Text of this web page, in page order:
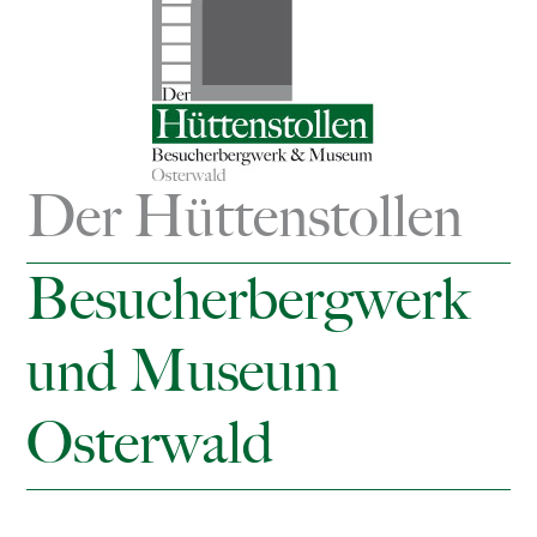
Der Hüttenstollen
Besucherbergwerk
und Museum
Osterwald